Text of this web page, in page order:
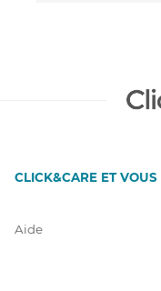
CLICK&CARE ET VOUS
Aide